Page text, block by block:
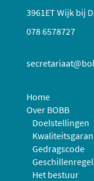
3961ET Wijk bij
078 6578727
Home
Over BOBB
Doelstellingen
Gedragscode
Het bestuur